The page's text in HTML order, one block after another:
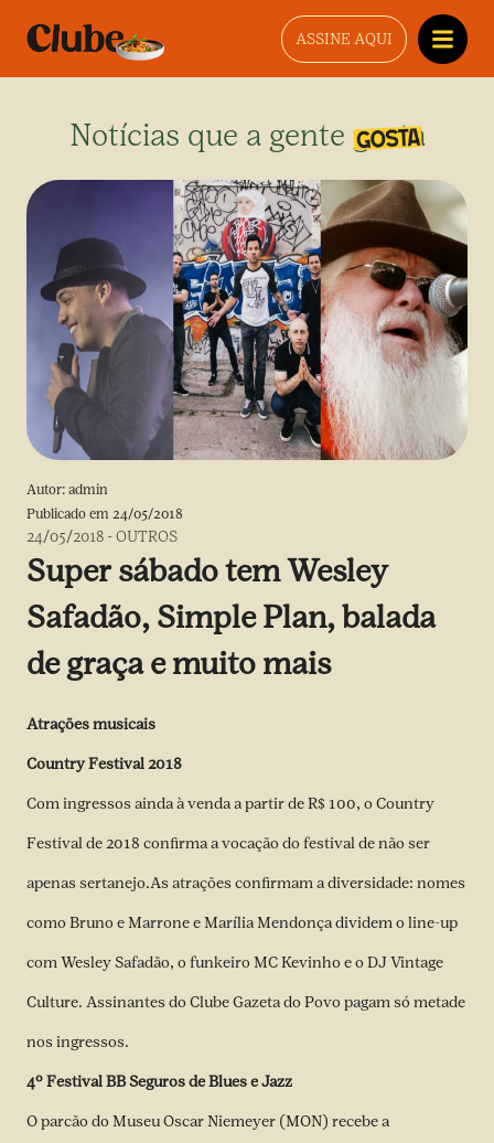
ASSINE AQUI
Notícias que a gente gosta
Autor: admin
Publicado em 24/05/2018
24/05/2018 -OUTROS
Super sábado tem Wesley
Safadão, Simple Plan, balada
de graça e muito mais
Atrações musicais
Country Festival 2018
Com ingressos ainda à venda a partir de R$ 100, o Country
Festival de 2018 confirma avocação do festival de não ser
apenas sertanejo.As atrações confirmam a diversidade: nomes
como Bruno e Marrone e Marília Mendonça dividem o line-up
com Wesley Safadão, o funkeiro MC Kevinho e o DJ Vintage
Culture. Assinantes do Clube Gazeta do Povo pagam só metade
nos ingressos.
4º Festival BB Seguros de Blues e Jazz
O parcão do Museu Oscar Niemeyer (MON) recebe a